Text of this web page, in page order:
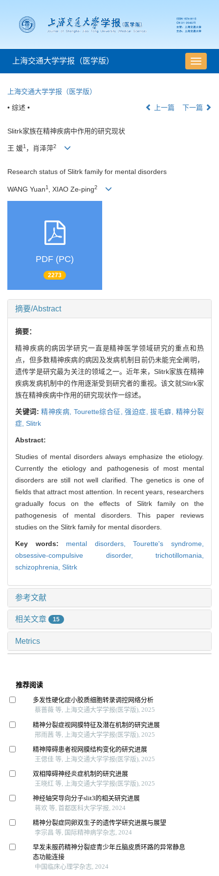
导
航
上海交通大学学报（医学版）
上海交通大学学报（医学版）
• 综述 • 上一篇 下一篇
Slitrk家族在精神疾病中作用的研究现状
王 媛1 ，肖泽萍2
Research status of Slitrk family for mental disorders
WANG Yuan1 , XIAO Ze-ping2
PDF (PC)
2273
摘要/Abstract
摘要：
精神疾病的病因学研究一直是精神医学领域研究的重点和热
点，但多数精神疾病的病因及发病机制目前仍未能完全阐明，
遗传学是研究最为关注的领域之一。近年来，Slitrk家族在精神
疾病发病机制中的作用逐渐受到研究者的重视。该文就Slitrk家
族在精神疾病中作用的研究现状作一综述。
关键词:精神疾病, Tourette综合征,强迫症,拔毛癖, 精神分裂
症, Slitrk
Abstract:
Studies of mental disorders always emphasize the etiology.
Currently the etiology and pathogenesis of most mental
disorders are still not well clarified. The genetics is one of
fields that attract most attention. In recent years, researchers
gradually focus on the effects of Slitrk family on the
pathogenesis of mental disorders. This paper reviews
studies on the Slitrk family for mental disorders.
Key words: mental disorders,Tourette's syndrome,
obsessive-compulsive disorder, trichotillomania,
schizophrenia, Slitrk
参考文献
相关文章 15
Metrics
推荐阅读
多发性硬化症小胶质细胞转录调控网络分析
蔡蔷薇 等, 上海交通大学学报(医学版), 2025
精神分裂症视网膜特征及潜在机制的研究进展
邢雨茜 等, 上海交通大学学报(医学版), 2025
精神障碍患者视网膜结构变化的研究进展
王偲佳 等, 上海交通大学学报(医学版), 2025
双相障碍神经炎症机制的研究进展
王晓红 等, 上海交通大学学报(医学版), 2025
神经轴突导向分子slit3的相关研究进展
蒋欢 等, 首都医科大学学报, 2024
精神分裂症同卵双生子的遗传学研究进展与展望
李宗昌 等, 国际精神病学杂志, 2024
早发未服药精神分裂症青少年丘脑皮质环路的异常静息
态功能连接
中国临床心理学杂志, 2024